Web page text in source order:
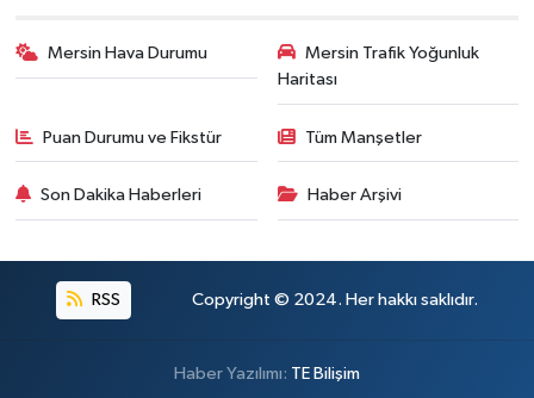
Mersin Hava Durumu
Mersin Trafik Yoğunluk
Haritası
Puan Durumu ve Fikstür Tüm Manşetler
Son Dakika Haberleri Haber Arşivi
RSS Copyright © 2024. Her hakkı saklıdır.
Haber Yazılımı: TE Bilişim